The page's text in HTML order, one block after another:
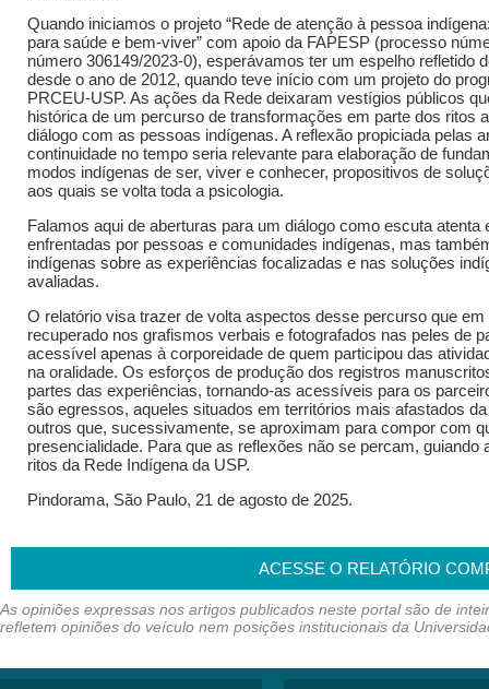
Quando iniciamos o projeto “Rede de atenção à pessoa
para saúde e bem-viver” com apoio da FAPESP (processo
número 306149/2023-0), esperávamos ter um espelho refletido
desde o ano de 2012, quando teve início com um projeto do
PRCEU-USP. As ações da Rede deixaram vestígios públicos
histórica de um percurso de transformações em parte dos ritos
diálogo com as pessoas indígenas. A reflexão propiciada pelas
continuidade no tempo seria relevante para elaboração de
modos indígenas de ser, viver e conhecer, propositivos de
aos quais se volta toda a psicologia.
Falamos aqui de aberturas para um diálogo como escuta atenta
enfrentadas por pessoas e comunidades indígenas, mas
indígenas sobre as experiências focalizadas e nas soluções
avaliadas.
O relatório visa trazer de volta aspectos desse percurso que
recuperado nos grafismos verbais e fotografados nas peles de
acessível apenas à corporeidade de quem participou das
na oralidade. Os esforços de produção dos registros
partes das experiências, tornando-as acessíveis para os
são egressos, aqueles situados em territórios mais afastados
outros que, sucessivamente, se aproximam para compor com
presencialidade. Para que as reflexões não se percam,
ritos da Rede Indígena da USP.
Pindorama, São Paulo, 21 de agosto de 2025.
ACESSE O RELATÓRIO